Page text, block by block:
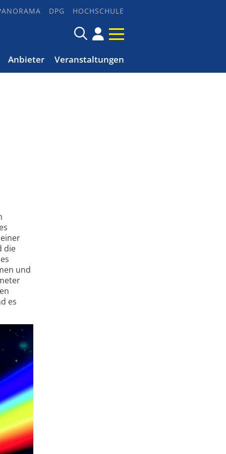
DPG HOCHSCHULE
Anbieter Veranstaltungen
die
und
es